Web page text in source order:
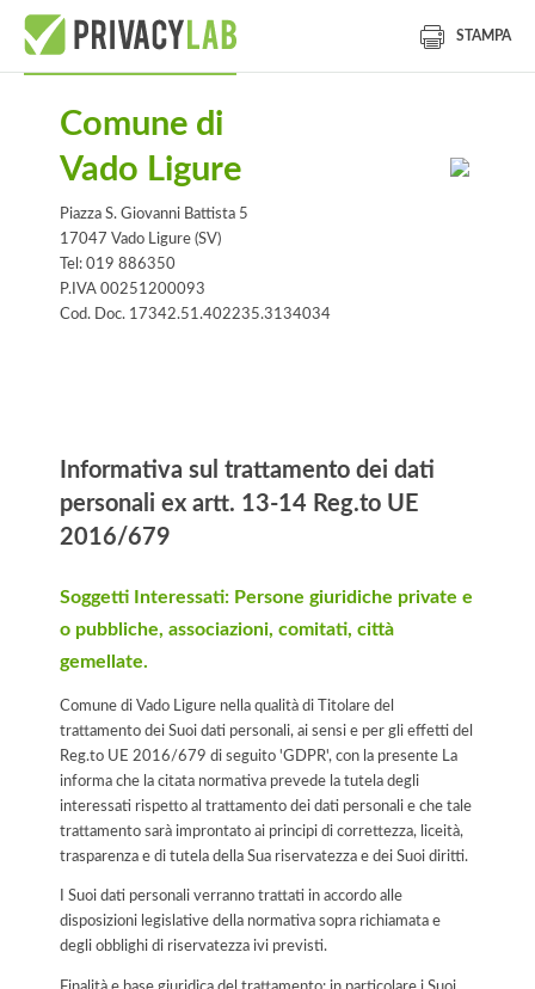
STAMPA
Comune di
Vado Ligure
Piazza S. Giovanni Battista 5
17047 Vado Ligure (SV)
Tel: 019 886350
P.IVA 00251200093
Cod. Doc. 17342.51.402235.3134034
Informativa sul trattamento dei dati
personali ex artt. 13-14 Reg.to UE
2016/679
Soggetti Interessati: Persone giuridiche private e
o pubbliche, associazioni, comitati, città
gemellate.
Comune di Vado Ligure nella qualità di Titolare del
trattamento dei Suoi dati personali, ai sensi e per gli effetti del
Reg.to UE 2016/679 di seguito 'GDPR', con la presente La
informa che la citata normativa prevede la tutela degli
interessati rispetto al trattamento dei dati personali e che tale
trattamento sarà improntato ai principi di correttezza, liceità,
trasparenza e di tutela della Sua riservatezza e dei Suoi diritti.
I Suoi dati personali verranno trattati in accordo alle
disposizioni legislative della normativa sopra richiamata e
degli obblighi di riservatezza ivi previsti.